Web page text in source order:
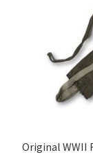
Original WWII